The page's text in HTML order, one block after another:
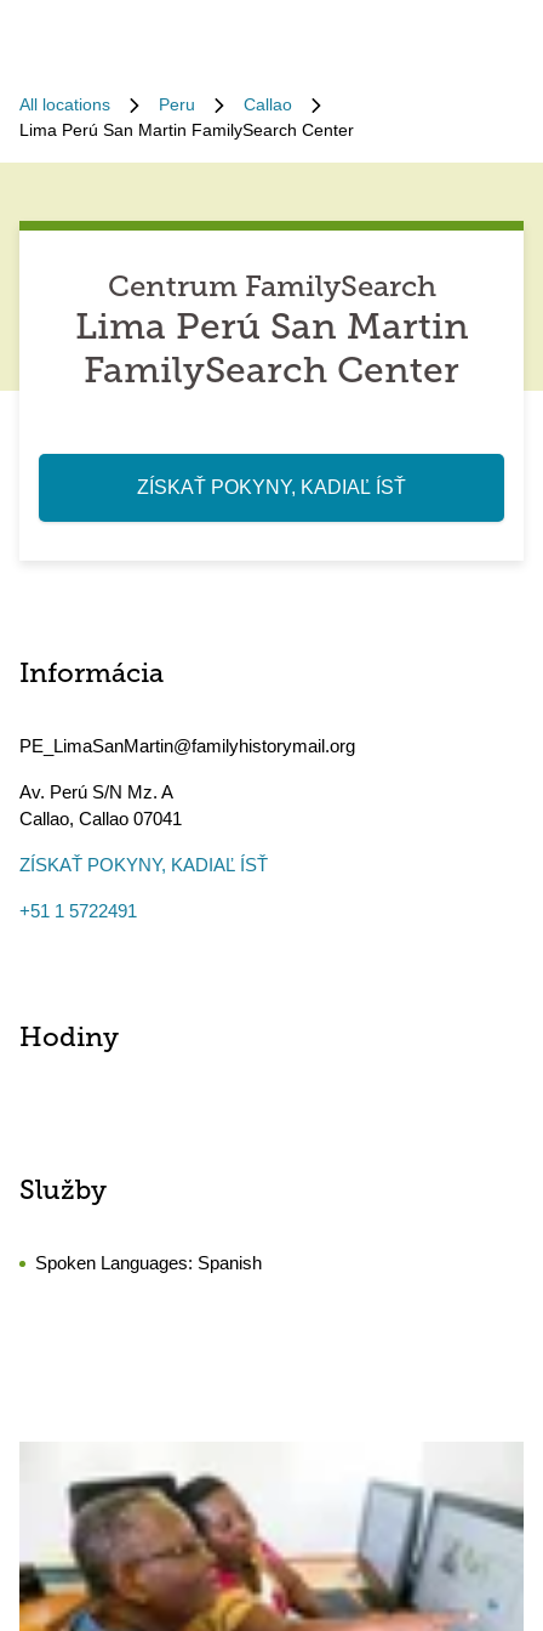
All locations Peru
Callao
Lima Perú San Martin FamilySearch Center
Centrum FamilySearch
Lima Perú San Martin
FamilySearch Center
ZÍSKAŤ POKYNY, KADIAĽ ÍSŤ
Informácia
PE_LimaSanMartin@familyhistorymail.org
Av. Perú S/N Mz. A
Callao, Callao 07041
ZÍSKAŤ POKYNY, KADIAĽ ÍSŤ
+51 1 5722491
Hodiny
Služby
Spoken Languages: Spanish